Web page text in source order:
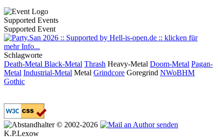
Supported Events
Supported Event
Schlagworte
Death-Metal Black-Metal Thrash Heavy-Metal Doom-Metal Pagan-
Metal Industrial-Metal Metal Grindcore Goregrind NWoBHM
Gothic
© 2002-2026
K.P.Lexow